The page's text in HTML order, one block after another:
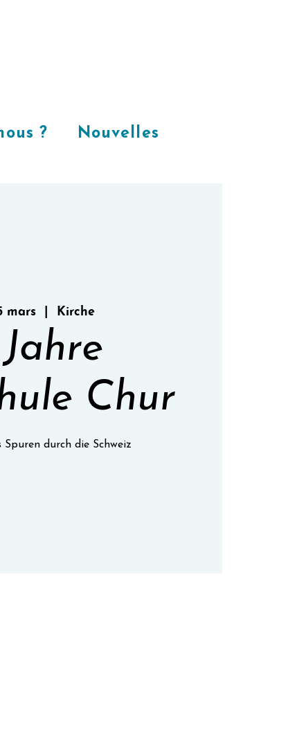
? Nouvelles
mars Kirche
Chur
durch die Schweiz